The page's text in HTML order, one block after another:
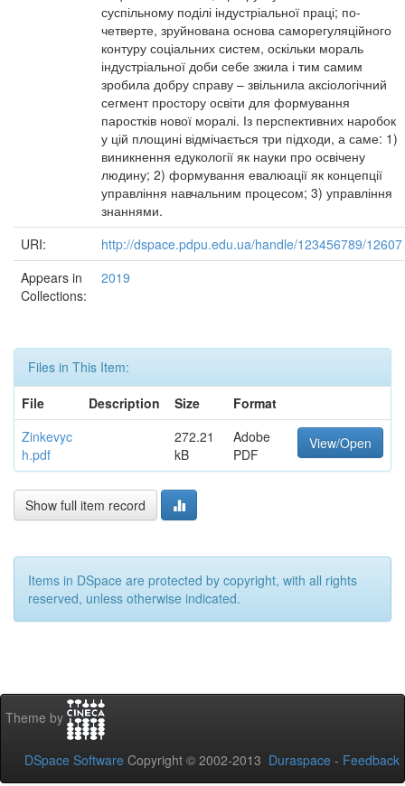
суспільному поділі індустріальної праці; по-
четверте, зруйнована основа саморегуляційного
контуру соціальних систем, оскільки мораль
індустріальної доби себе зжила і тим самим
зробила добру справу – звільнила аксіологічний
сегмент простору освіти для формування
паростків нової моралі. Із перспективних наробок
у цій площині відмічається три підходи, а саме: 1)
виникнення едукології як науки про освічену
людину; 2) формування евалюації як концепції
управління навчальним процесом; 3) управління
знаннями.
URI:
http://dspace.pdpu.edu.ua/handle/123456789/12607
Appears in
Collections:
2019
Files in This Item:
File
Description Size
Format
Zinkevyc
h.pdf
272.21
kB
Adobe
PDF
View/Open
Show full item record
Items in DSpace are protected by copyright, with all rights
reserved, unless otherwise indicated.
Theme by
DSpace Software Copyright © 2002-2013 Duraspace - Feedback